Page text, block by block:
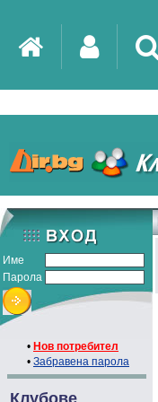
Име
Парола
• Нов потребител
• Забравена парола
Клубове